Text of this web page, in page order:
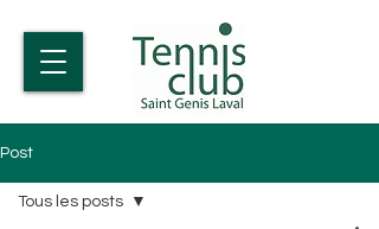
Post
Tous les posts